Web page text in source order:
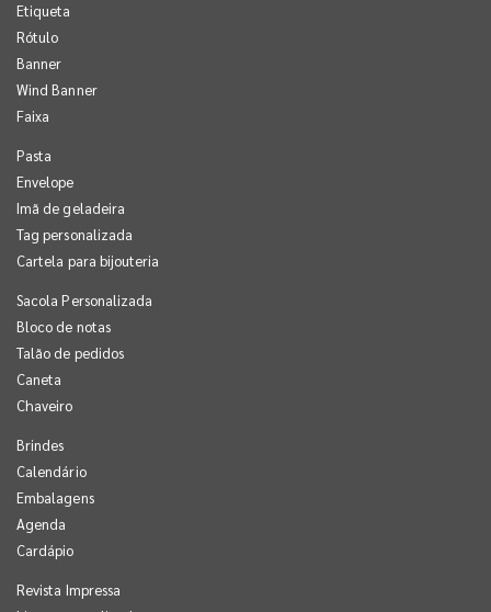
Etiqueta
Rótulo
Banner
Wind Banner
Faixa
Pasta
Envelope
Imã de geladeira
Tag personalizada
Cartela para bijouteria
Sacola Personalizada
Bloco de notas
Talão de pedidos
Caneta
Chaveiro
Brindes
Calendário
Embalagens
Agenda
Cardápio
Revista Impressa